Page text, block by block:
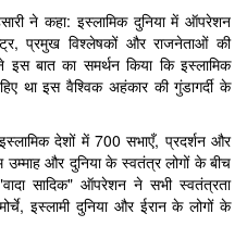
ने कहा: इस्लामिक दुनिया में ऑपरेशन
प्रमुख विश्लेषकों और राजनेताओं की
इस बात का समर्थन किया कि इस्लामिक
था इस वैश्विक अहंकार की गुंडागर्दी के
देशों में 700 सभाएँ, प्रदर्शन और
और दुनिया के स्वतंत्र लोगों के बीच
सादिक" ऑपरेशन ने सभी स्वतंत्रता
इस्लामी दुनिया और ईरान के लोगों के